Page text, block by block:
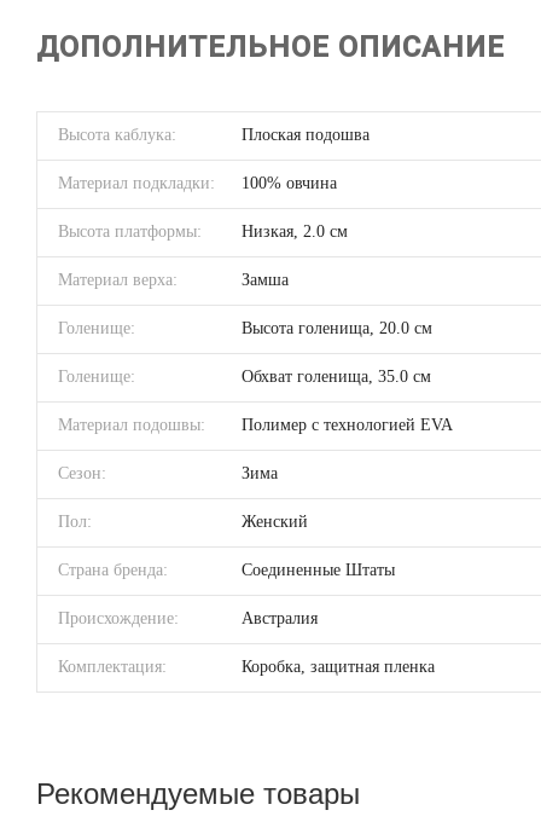
ДОПОЛНИТЕЛЬНОЕ ОПИСАНИЕ
Высота каблука: Плоская подошва
Материал подкладки: 100% овчина
Высота платформы: Низкая, 2.0 см
Материал верха: Замша
Голенище: Высота голенища, 20.0 см
Голенище: Обхват голенища, 35.0 см
Материал подошвы: Полимер с технологией EVA
Сезон: Зима
Пол: Женский
Страна бренда: Соединенные Штаты
Происхождение: Австралия
Комплектация: Коробка, защитная пленка
Рекомендуемые товары